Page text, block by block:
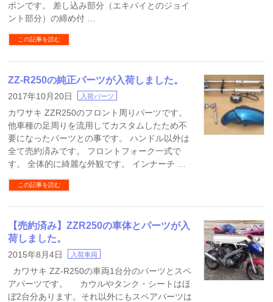
ボンです。 差し込み部分（エキパイとのジョイ
ント部分）の締め付 …
この記事を読む
ZZ-R250の純正パーツが入荷しました。
2017年10月20日 入荷パーツ
カワサキ ZZR250のフロント周りパーツです。
他車種の足周りを流用してカスタムしたため不
要になったパーツとの事です。 ハンドル以外は
全て売約済みです。 フロントフォーク一式で
す。 全体的に綺麗な外観です。 インナーチ …
この記事を読む
【売約済み】ZZR250の車体とパーツが入
荷しました。
2015年8月4日 入荷車両
カワサキ ZZ-R250の車両1台分のパーツとスペ
アパーツです。 カウルやタンク・シートはほ
ぼ2台分あります。それ以外にもスペアパーツは